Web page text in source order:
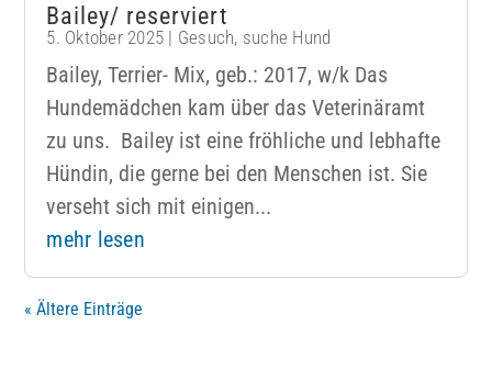
Bailey/ reserviert
5. Oktober 2025 | Gesuch, suche Hund
Bailey, Terrier- Mix, geb.: 2017, w/k Das
Hundemädchen kam über das Veterinäramt
zu uns. Bailey ist eine fröhliche und lebhafte
Hündin, die gerne bei den Menschen ist. Sie
verseht sich mit einigen...
mehr lesen
« Ältere Einträge